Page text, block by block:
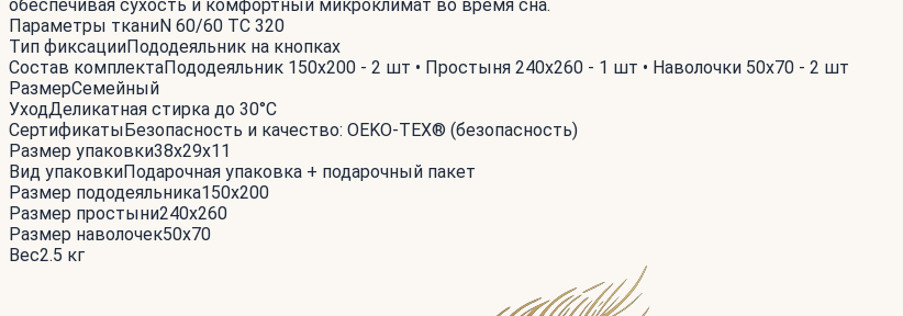
обеспечивая сухость и комфортный микроклимат во время сна.
Параметры тканиN 60/60 ТС 320
Тип фиксацииПододеяльник на кнопках
Состав комплектаПододеяльник 150x200 - 2 шт • Простыня 240x260 - 1 шт • Наволочки 50x70 - 2 шт
РазмерСемейный
УходДеликатная стирка до 30°С
СертификатыБезопасность и качество: OEKO-TEX® (безопасность)
Размер упаковки38x29x11
Вид упаковкиПодарочная упаковка + подарочный пакет
Размер пододеяльника150x200
Размер простыни240x260
Размер наволочек50x70
Вес2.5 кг